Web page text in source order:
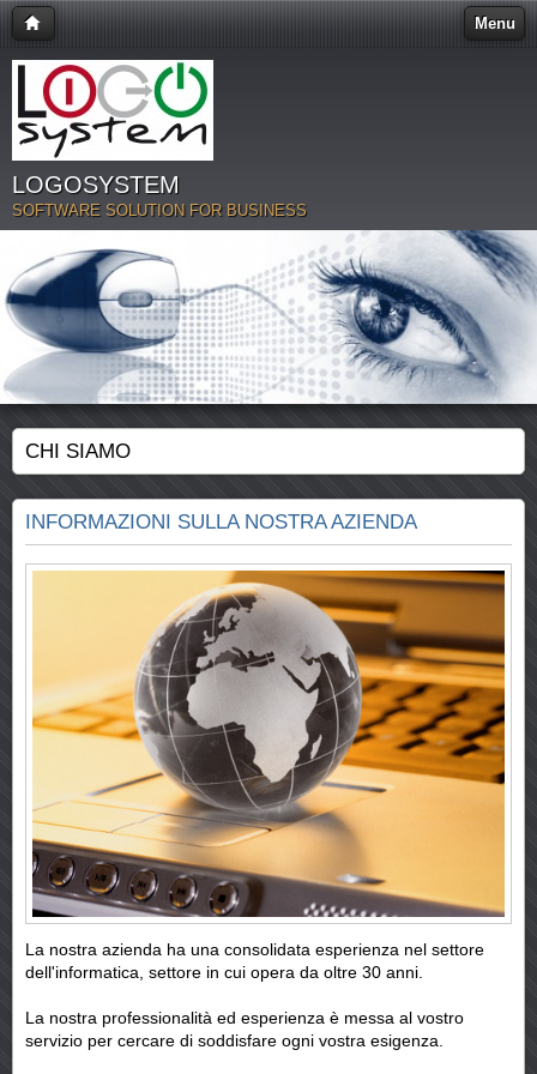
Menu
LOGOSYSTEM
SOFTWARE SOLUTION FOR BUSINESS
CHI SIAMO
INFORMAZIONI SULLA NOSTRA AZIENDA
La nostra azienda ha una consolidata esperienza nel settore
dell'informatica, settore in cui opera da oltre 30 anni.
La nostra professionalità ed esperienza è messa al vostro
servizio per cercare di soddisfare ogni vostra esigenza.